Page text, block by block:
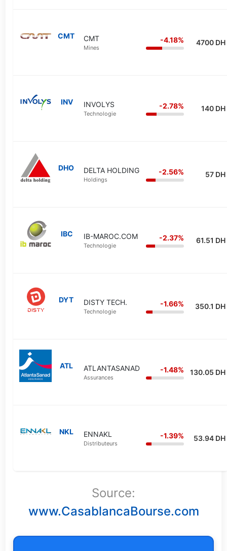
CMT CMT
Mines
-4.18% 4700 DH
INV INVOLYS
Technologie
-2.78% 140 DH
DHO DELTA HOLDING
Holdings
-2.56% 57 DH
IBC IB-MAROC.COM
Technologie
-2.37% 61.51 DH
DYT DISTY TECH.
Technologie
-1.66% 350.1 DH
ATL ATLANTASANAD
Assurances
-1.48% 130.05 DH
NKL ENNAKL
Distributeurs
-1.39% 53.94 DH
Source:
www.CasablancaBourse.com